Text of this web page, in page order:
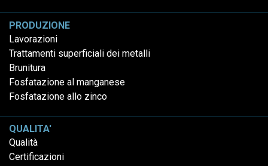
PRODUZIONE
Lavorazioni
Trattamenti superficiali dei metalli
Brunitura
Fosfatazione al manganese
Fosfatazione allo zinco
QUALITA'
Qualità
Certificazioni